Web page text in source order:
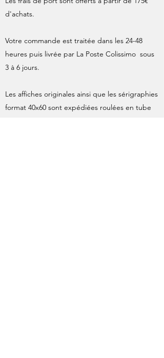
d'achats.
Votre commande est traitée dans les 24-48
heures puis livrée par La Poste Colissimo sous
3 à 6 jours.
Les affiches originales ainsi que les sérigraphies
format 40x60 sont expédiées roulées en tube